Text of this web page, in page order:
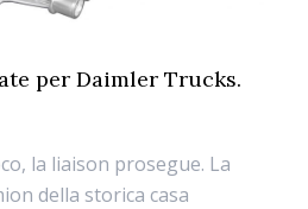
per Daimler Trucks.
la liaison prosegue. La
della storica casa